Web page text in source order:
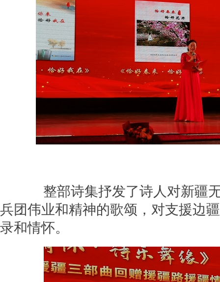
整部诗集抒发了诗人对新疆无
兵团伟业和精神的歌颂，对支援边
录和情怀。